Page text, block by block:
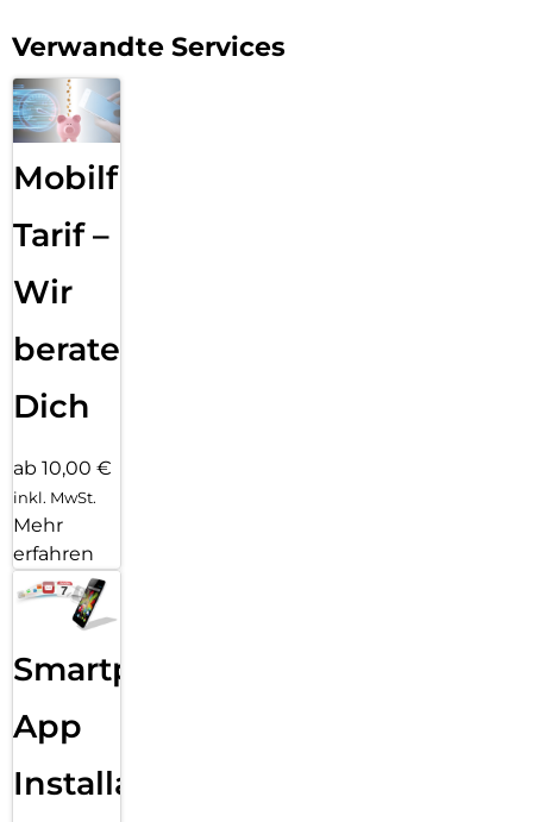
großen Sprung der Galaxy AI.
Verwandte Services
Mobilfunk
Tarif –
Wir
beraten
Dich
ab 10,00 €
inkl. MwSt.
Mehr
erfahren
Smartphone
App
Installation